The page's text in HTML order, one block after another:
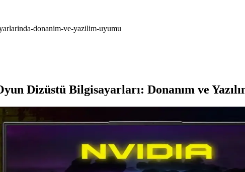
donanim-ve-yazilim-uyumu
Dizüstü Bilgisayarları: Donanım ve